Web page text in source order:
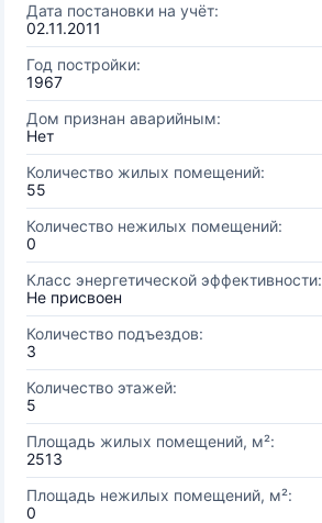
Дата постановки на учёт:
02.11.2011
Год постройки:
1967
Дом признан аварийным:
Нет
Количество жилых помещений:
55
Количество нежилых помещений:
0
Класс энергетической эффективности:
Не присвоен
Количество подъездов:
3
Количество этажей:
5
Площадь жилых помещений, м²:
2513
Площадь нежилых помещений, м²:
0